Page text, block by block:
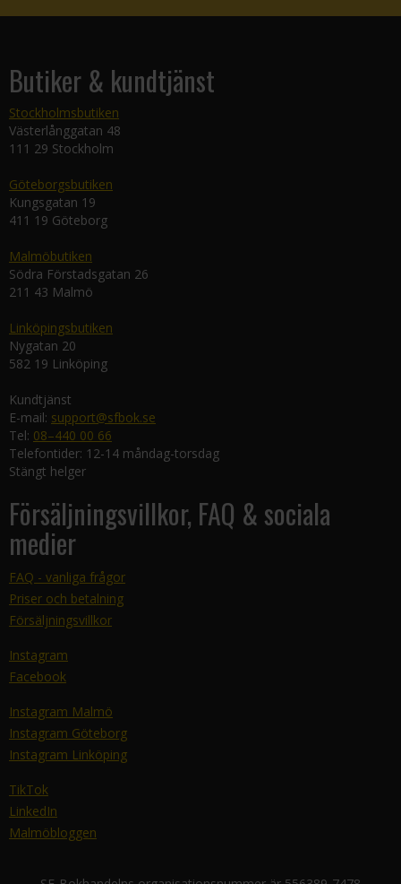
Butiker & kundtjänst
Stockholmsbutiken
Västerlånggatan 48
111 29 Stockholm
Göteborgsbutiken
Kungsgatan 19
411 19 Göteborg
Malmöbutiken
Södra Förstadsgatan 26
211 43 Malmö
Linköpingsbutiken
Nygatan 20
582 19 Linköping
Kundtjänst
E-mail: support@sfbok.se
Tel: 08–440 00 66
Telefontider: 12-14 måndag-torsdag
Stängt helger
Försäljningsvillkor, FAQ & sociala
medier
FAQ - vanliga frågor
Priser och betalning
Försäljningsvillkor
Instagram
Facebook
Instagram Malmö
Instagram Göteborg
Instagram Linköping
TikTok
LinkedIn
Malmöbloggen